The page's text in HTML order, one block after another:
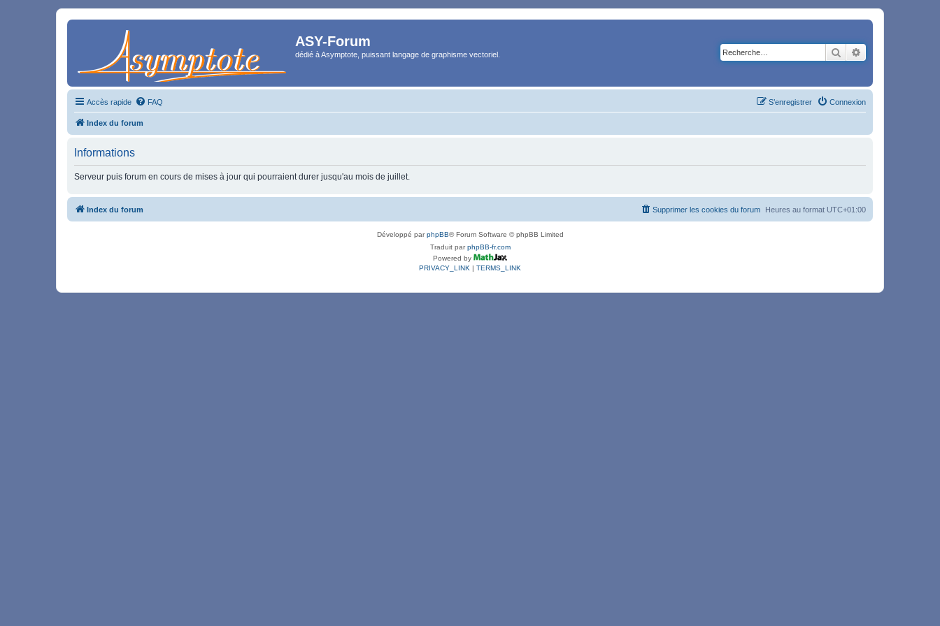
ASY-Forum
dédié à Asymptote, puissant langage de graphisme vectoriel. Rechercher
Accès rapide FAQ Connexion
S’enregistrer
Index du forum
Informations
Serveur puis forum en cours de mises à jour qui pourraient durer jusqu'au mois de juillet.
Index du forum Heures au format UTC+01:00
Supprimer les cookies du forum
Développé parphpBB® Forum Software © phpBB Limited
Traduit parphpBB-fr.com
Powered by
PRIVACY_LINK | TERMS_LINK